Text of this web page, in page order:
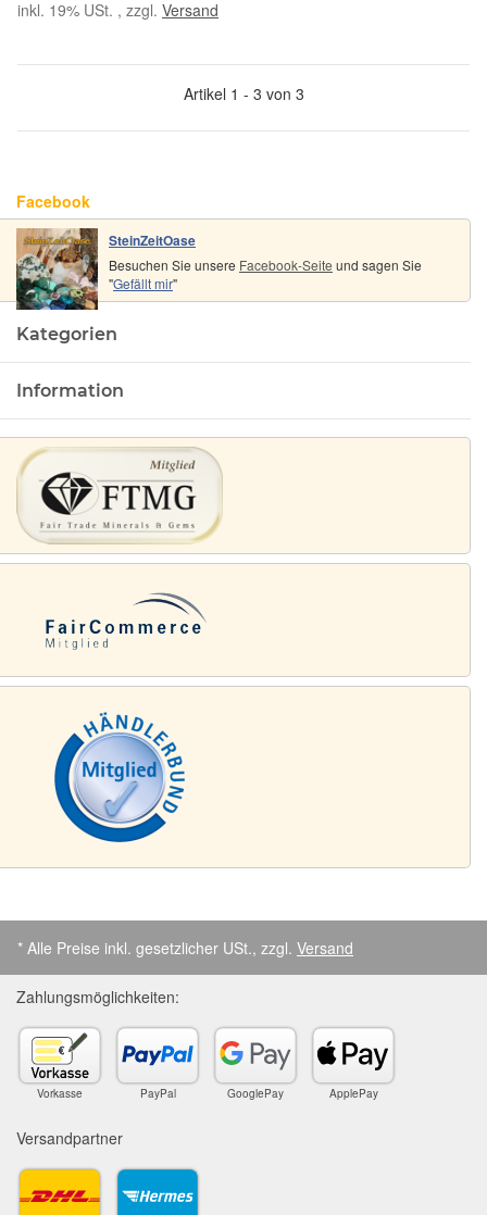
inkl. 19% USt. , zzgl. Versand
Artikel 1 - 3 von 3
Facebook
SteinZeitOase
Besuchen Sie unsere Facebook-Seite und sagen Sie
"Gefällt mir"
Kategorien
Information
* Alle Preise inkl. gesetzlicher USt., zzgl. Versand
Zahlungsmöglichkeiten:
Vorkasse PayPal GooglePay ApplePay
Versandpartner